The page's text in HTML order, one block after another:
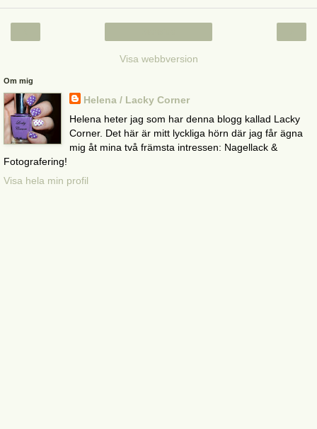
Visa webbversion
Om mig
Helena / Lacky Corner
Helena heter jag som har denna blogg kallad Lacky
Corner. Det här är mitt lyckliga hörn där jag får ägna
mig åt mina två främsta intressen: Nagellack &
Fotografering!
Visa hela min profil